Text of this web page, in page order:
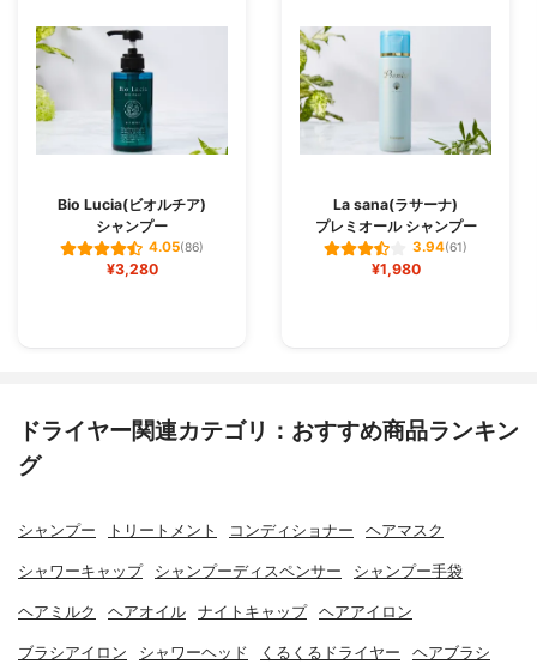
Bio Lucia(ビオルチア)
シャンプー
4.05(86)
¥3,280
La sana(ラサーナ)
プレミオール シャンプー
3.94(61)
¥1,980
ドライヤー関連カテゴリ：おすすめ商品ランキン
グ
シャンプー トリートメント コンディショナー ヘアマスク
シャワーキャップ シャンプーディスペンサー シャンプー手袋
ヘアミルク ヘアオイル ナイトキャップ ヘアアイロン
ブラシアイロン シャワーヘッド くるくるドライヤー ヘアブラシ